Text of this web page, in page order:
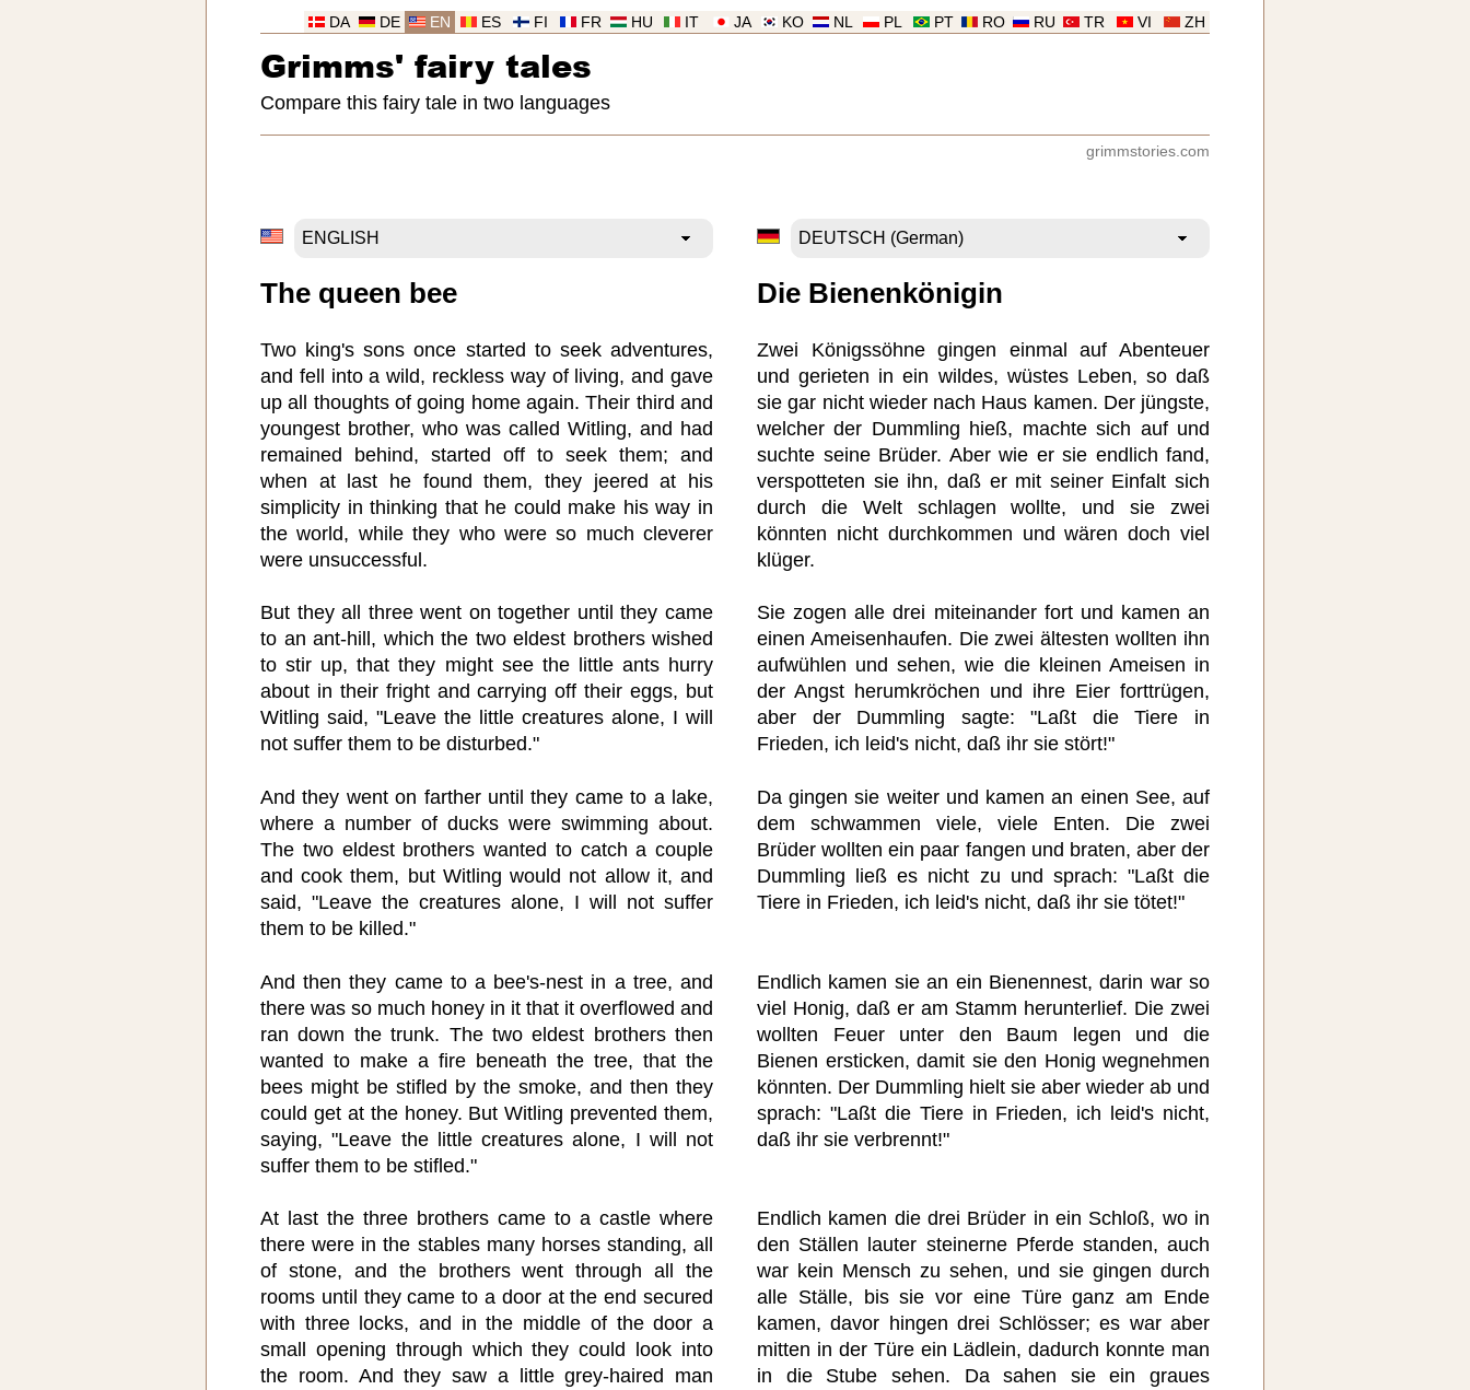
ZH
VI
TR
RU
RO
PT
PL
NL
KO
JA
IT
HU
FR
FI
ES
EN
DE
DA
Grimms' fairy tales
Compare this fairy tale in two languages
grimmstories.com
The queen bee Die Bienenkönigin
Two king's sons once started to seek adventures,
and fell into a wild, reckless way of living, and gave
up all thoughts of going home again. Their third and
youngest brother, who was called Witling, and had
remained behind, started off to seek them; and
when at last he found them, they jeered at his
simplicity in thinking that he could make his way in
the world, while they who were so much cleverer
were unsuccessful.
Zwei Königssöhne gingen einmal auf Abenteuer
und gerieten in ein wildes, wüstes Leben, so daß
sie gar nicht wieder nach Haus kamen. Der jüngste,
welcher der Dummling hieß, machte sich auf und
suchte seine Brüder. Aber wie er sie endlich fand,
verspotteten sie ihn, daß er mit seiner Einfalt sich
durch die Welt schlagen wollte, und sie zwei
könnten nicht durchkommen und wären doch viel
klüger.
But they all three went on together until they came
to an ant-hill, which the two eldest brothers wished
to stir up, that they might see the little ants hurry
about in their fright and carrying off their eggs, but
Witling said, "Leave the little creatures alone, I will
not suffer them to be disturbed."
Sie zogen alle drei miteinander fort und kamen an
einen Ameisenhaufen. Die zwei ältesten wollten ihn
aufwühlen und sehen, wie die kleinen Ameisen in
der Angst herumkröchen und ihre Eier forttrügen,
aber der Dummling sagte: "Laßt die Tiere in
Frieden, ich leid's nicht, daß ihr sie stört!"
And they went on farther until they came to a lake,
where a number of ducks were swimming about.
The two eldest brothers wanted to catch a couple
and cook them, but Witling would not allow it, and
said, "Leave the creatures alone, I will not suffer
them to be killed."
Da gingen sie weiter und kamen an einen See, auf
dem schwammen viele, viele Enten. Die zwei
Brüder wollten ein paar fangen und braten, aber der
Dummling ließ es nicht zu und sprach: "Laßt die
Tiere in Frieden, ich leid's nicht, daß ihr sie tötet!"
And then they came to a bee's-nest in a tree, and
there was so much honey in it that it overflowed and
ran down the trunk. The two eldest brothers then
wanted to make a fire beneath the tree, that the
bees might be stifled by the smoke, and then they
could get at the honey. But Witling prevented them,
saying, "Leave the little creatures alone, I will not
suffer them to be stifled."
Endlich kamen sie an ein Bienennest, darin war so
viel Honig, daß er am Stamm herunterlief. Die zwei
wollten Feuer unter den Baum legen und die
Bienen ersticken, damit sie den Honig wegnehmen
könnten. Der Dummling hielt sie aber wieder ab und
sprach: "Laßt die Tiere in Frieden, ich leid's nicht,
daß ihr sie verbrennt!"
At last the three brothers came to a castle where
there were in the stables many horses standing, all
of stone, and the brothers went through all the
rooms until they came to a door at the end secured
with three locks, and in the middle of the door a
small opening through which they could look into
the room. And they saw a little grey-haired man
Endlich kamen die drei Brüder in ein Schloß, wo in
den Ställen lauter steinerne Pferde standen, auch
war kein Mensch zu sehen, und sie gingen durch
alle Ställe, bis sie vor eine Türe ganz am Ende
kamen, davor hingen drei Schlösser; es war aber
mitten in der Türe ein Lädlein, dadurch konnte man
in die Stube sehen. Da sahen sie ein graues